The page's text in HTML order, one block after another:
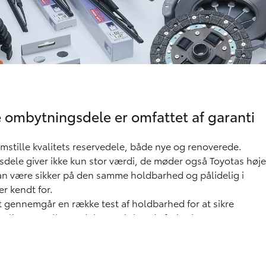
ombytningsdele er omfattet af garanti
kvalitets reservedele, både nye og renoverede.
giver ikke kun stor værdi, de møder også Toyotas høje
være sikker på den samme holdbarhed og pålidelig i
kendt for.
en række test af holdbarhed for at sikre
og alle produkter er løbende forbedret og
Toyota teknologi, teknik og design.